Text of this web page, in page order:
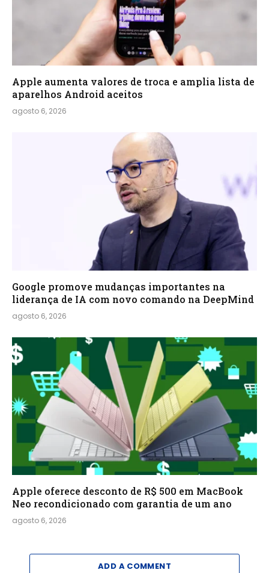
Apple aumenta valores de troca e amplia lista de
aparelhos Android aceitos
agosto 6, 2026
Google promove mudanças importantes na
liderança de IA com novo comando na DeepMind
agosto 6, 2026
Apple oferece desconto de R$ 500 em MacBook
Neo recondicionado com garantia de um ano
agosto 6, 2026
ADD A COMMENT